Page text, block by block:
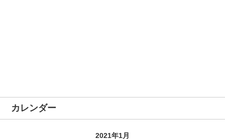
カレンダー
2021年1月